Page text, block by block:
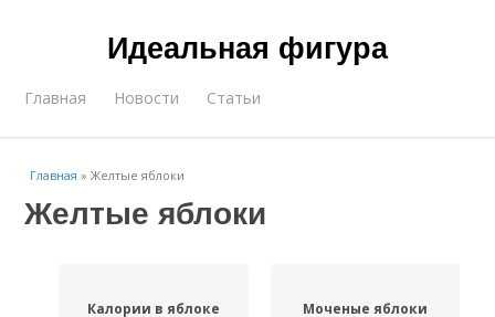
Идеальная фигура
Главная Новости Статьи
Главная »Желтые яблоки
Желтые яблоки
Калории в яблоке Моченые яблоки